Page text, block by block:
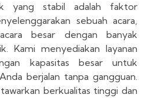
yang stabil adalah faktor
sebuah acara,
besar dengan banyak
Kami menyediakan layanan
kapasitas besar untuk
berjalan tanpa gangguan.
berkualitas tinggi dan